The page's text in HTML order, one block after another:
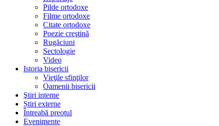
Pilde ortodoxe
Filme ortodoxe
Citate ortodoxe
Poezie creştină
Rugăciuni
Sectologie
Video
Istoria bisericii
Vieţile sfinţilor
Oamenii bisericii
Ştiri interne
Știri externe
Întreabă preotul
Evenimente